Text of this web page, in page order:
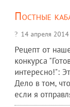
Постные
14 апреля 2014
Рецепт от
конкурса
интересно!":
Дело в том,
если я